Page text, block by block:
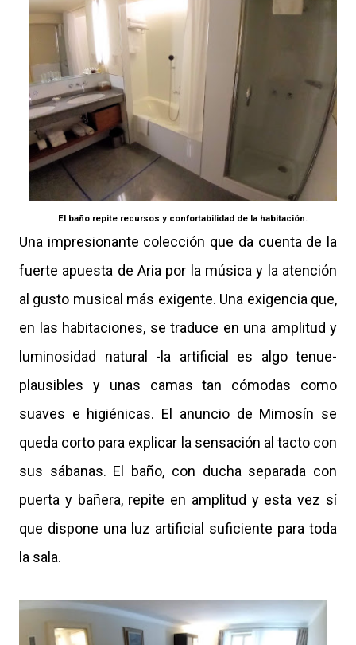
El baño repite recursos y confortabilidad de la habitación.
Una impresionante colección que da cuenta de la
fuerte apuesta de Aria por la música y la atención
al gusto musical más exigente. Una exigencia que,
en las habitaciones, se traduce en una amplitud y
luminosidad natural -la artificial es algo tenue-
plausibles y unas camas tan cómodas como
suaves e higiénicas. El anuncio de Mimosín se
queda corto para explicar la sensación al tacto con
sus sábanas. El baño, con ducha separada con
puerta y bañera, repite en amplitud y esta vez sí
que dispone una luz artificial suficiente para toda
la sala.